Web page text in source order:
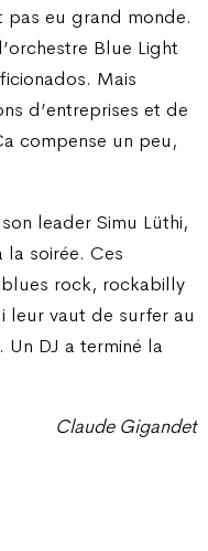
pas eu grand monde.
Blue Light
Mais
d’entreprises et de
compense un peu,
leader Simu Lüthi,
la soirée. Ces
blues rock, rockabilly
leur vaut de surfer au
DJ a terminé la
Claude Gigandet